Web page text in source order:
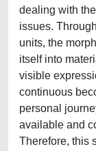
dealing with
issues.
units, the
itself into
visible
continuous
personal
available and
Therefore, this